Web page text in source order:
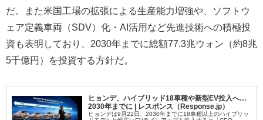
だ。また米国工場の拡張による生産能力増強や、ソフトウ
ェア定義車両（SDV）化・AI活用など先進技術への積極投
資も表明しており、2030年までに総額77.3兆ウォン（約8兆
5千億円）を投資する方針だ。
ヒョンデ、ハイブリッド18車種や新型EV投入へ…
2030年までに | レスポンス（Response.jp）
ヒョンデは9月22日、2030年までに18車種以上のハイブリッ